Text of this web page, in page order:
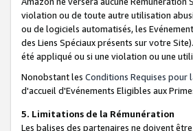
violation ou de toute autre utilisation
ou de logiciels automatisés, les
des Liens Spéciaux présents sur votre
été appliqué ou si une violation ou une
Nonobstant les Conditions Requises pour
d'accueil d'Evénements Eligibles aux
5. Limitations de la Rémunération
Les balises des partenaires ne doivent